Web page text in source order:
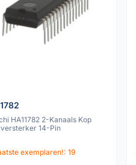
HA11782 2-Kanaals Kop
14-Pin
exemplaren!: 19